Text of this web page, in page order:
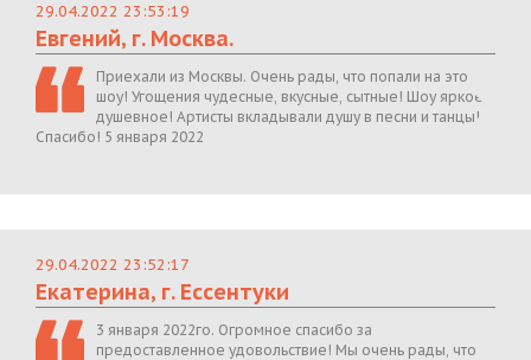
29.04.2022 23:53:19
Евгений, г. Москва.
Приехали из Москвы. Очень рады, что попали на это
шоу! Угощения чудесные, вкусные, сытные! Шоу яркое,
душевное! Артисты вкладывали душу в песни и танцы!
Спасибо! 5 января 2022
29.04.2022 23:52:17
Екатерина, г. Ессентуки
3 января 2022го. Огромное спасибо за
предоставленное удовольствие! Мы очень рады, что